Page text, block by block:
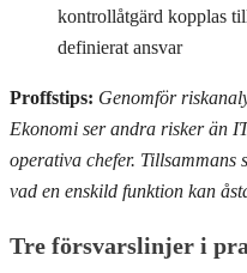
kontrollåtgärd kopplas
definierat ansvar
Proffstips: Genomför
Ekonomi ser andra risker än
operativa chefer.
vad en enskild funktion kan
Tre försvarslinjer i